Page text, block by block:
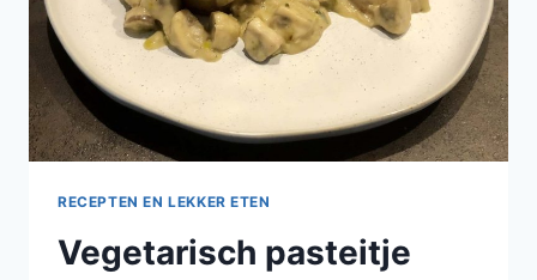
RECEPTEN EN LEKKER ETEN
Vegetarisch pasteitje